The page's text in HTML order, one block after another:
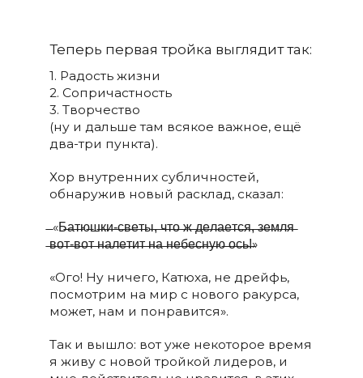
Теперь первая тройка выглядит так:
1. Радость жизни
2. Сопричастность
3. Творчество
(ну и дальше там всякое важное, ещё
два-три пункта).
Хор внутренних субличностей,
обнаружив новый расклад, сказал:
̶ «Б̶а̶т̶ю̶ш̶к̶и̶-̶с̶в̶е̶т̶ы̶,̶ ̶ч̶т̶о̶ ̶ж̶ ̶д̶е̶л̶а̶е̶т̶с̶я̶,̶ ̶з̶е̶м̶л̶я̶
̶в̶о̶т̶-̶в̶о̶т̶ ̶н̶а̶л̶е̶т̶и̶т̶ ̶н̶а̶ ̶н̶е̶б̶е̶с̶н̶у̶ю̶ ̶о̶с̶ь̶!̶»
«Ого! Ну ничего, Катюха, не дрейфь,
посмотрим на мир с нового ракурса,
может, нам и понравится».
Так и вышло: вот уже некоторое время
я живу с новой тройкой лидеров, и